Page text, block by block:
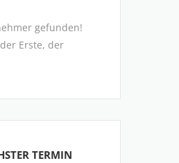
gefunden!
Erste, der
TERMIN